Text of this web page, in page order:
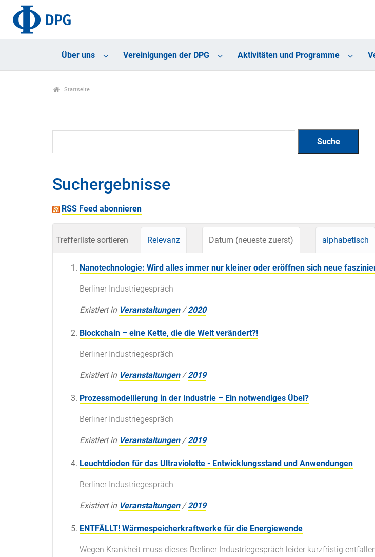
Über uns Vereinigungen der DPG Aktivitäten und Programme
Startseite
Suchergebnisse
RSS Feed abonnieren
Trefferliste sortieren Relevanz Datum (neueste zuerst) alphabetisch
Nanotechnologie: Wird alles immer nur kleiner oder eröffnen sich neue
Berliner Industriegespräch
Existiert in Veranstaltungen /2020
Blockchain – eine Kette, die die Welt verändert?!
Berliner Industriegespräch
Existiert in Veranstaltungen /2019
Prozessmodellierung in der Industrie – Ein notwendiges Übel?
Berliner Industriegespräch
Existiert in Veranstaltungen /2019
Leuchtdioden für das Ultraviolette - Entwicklungsstand und Anwendungen
Berliner Industriegespräch
Existiert in Veranstaltungen /2019
ENTFÄLLT! Wärmespeicherkraftwerke für die Energiewende
Wegen Krankheit muss dieses Berliner Industriegespräch leider kurzfristig